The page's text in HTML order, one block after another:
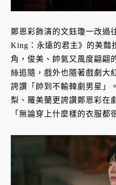
鄭恩彩飾演的文鈺瓊一改過
King：永遠的君主》的美豔
角，俊美、帥氣又風度翩翩
絲追隨，戲外也隨著戲劇大
誇讚「帥到不輸韓劇男星」
梨、羅美蘭更誇讚鄭恩彩在
「無論穿上什麼樣的衣服都